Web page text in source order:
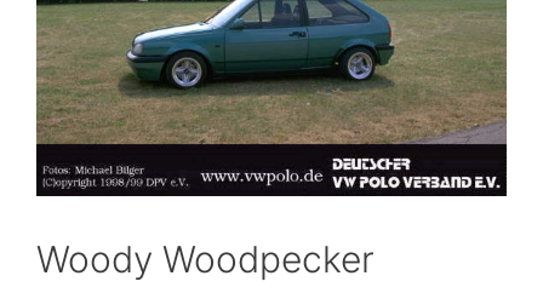
Woody Woodpecker